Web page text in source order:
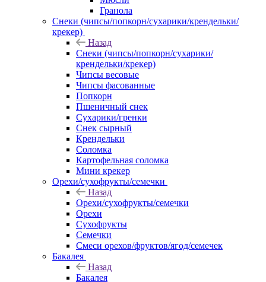
Гранола
Снеки (чипсы/попкорн/сухарики/крендельки/
крекер)
Назад
Снеки (чипсы/попкорн/сухарики/
крендельки/крекер)
Чипсы весовые
Чипсы фасованные
Попкорн
Пшеничный снек
Сухарики/гренки
Снек сырный
Крендельки
Соломка
Картофельная соломка
Мини крекер
Орехи/сухофрукты/семечки
Назад
Орехи/сухофрукты/семечки
Орехи
Сухофрукты
Семечки
Смеси орехов/фруктов/ягод/семечек
Бакалея
Назад
Бакалея